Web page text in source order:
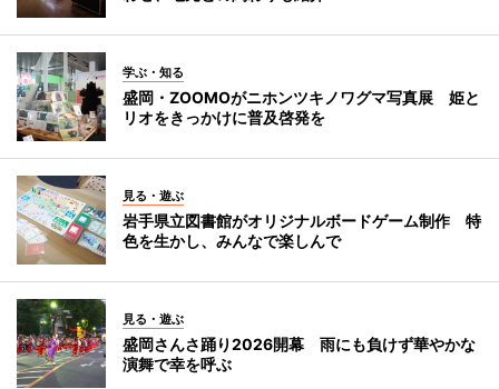
学ぶ・知る
盛岡・ZOOMOがニホンツキノワグマ写真展 姫と
リオをきっかけに普及啓発を
見る・遊ぶ
岩手県立図書館がオリジナルボードゲーム制作 特
色を生かし、みんなで楽しんで
見る・遊ぶ
盛岡さんさ踊り2026開幕 雨にも負けず華やかな
演舞で幸を呼ぶ